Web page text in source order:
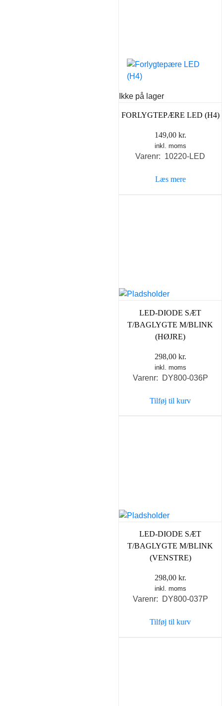
Ikke på lager
FORLYGTEPÆRE LED (H4)
149,00 kr.
inkl. moms
Varenr: 10220-LED
Læs mere
LED-DIODE SÆT
T/BAGLYGTE M/BLINK
(HØJRE)
298,00 kr.
inkl. moms
Varenr: DY800-036P
Tilføj til kurv
LED-DIODE SÆT
T/BAGLYGTE M/BLINK
(VENSTRE)
298,00 kr.
inkl. moms
Varenr: DY800-037P
Tilføj til kurv